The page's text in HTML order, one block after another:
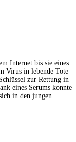
Internet bis sie eines
Virus in lebende Tote
zur Rettung in
eines Serums konnte
in den jungen